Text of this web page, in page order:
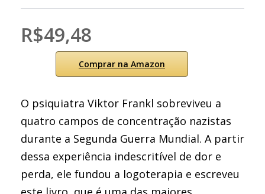
R$49,48
Comprar na Amazon
O psiquiatra Viktor Frankl sobreviveu a
quatro campos de concentração nazistas
durante a Segunda Guerra Mundial. A partir
dessa experiência indescritível de dor e
perda, ele fundou a logoterapia e escreveu